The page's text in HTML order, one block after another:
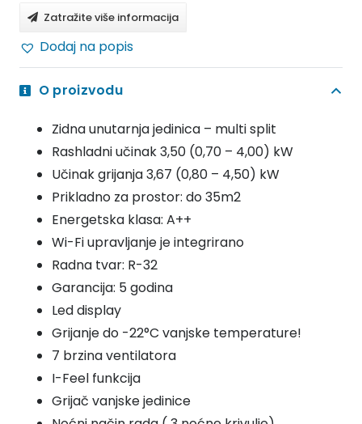
KLIMA
MULTISPLIT
UNUTARNJA
JEDINICA
kW
GWH12AWCXB
količina
Zatražite više informacija
Dodaj na popis
O proizvodu
Zidna unutarnja jedinica – multi split
Rashladni učinak 3,50 (0,70 – 4,00) kW
Učinak grijanja 3,67 (0,80 – 4,50) kW
Prikladno za prostor: do 35m2
Energetska klasa: A++
Wi-Fi upravljanje je integrirano
Radna tvar: R-32
Garancija: 5 godina
Led display
Grijanje do -22°C vanjske temperature!
7 brzina ventilatora
I-Feel funkcija
Grijač vanjske jedinice